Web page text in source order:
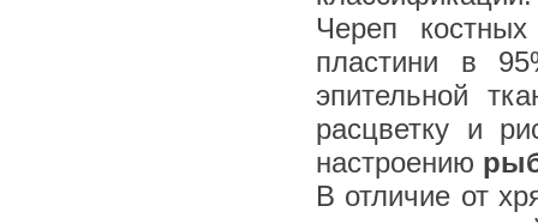
Череп
пластини в
эпительной
расцветку и
настроению
В отличие от